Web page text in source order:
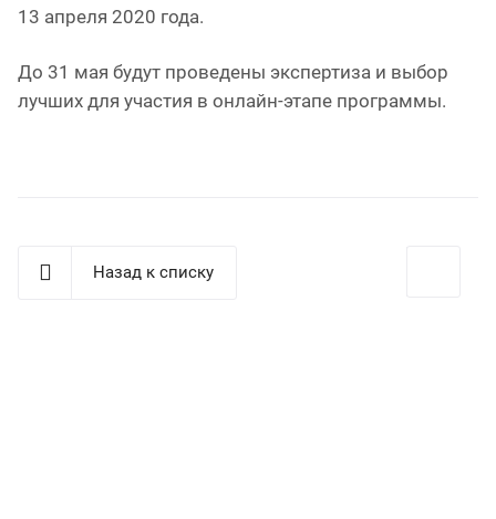
13 апреля 2020 года.
До 31 мая будут проведены экспертиза и выбор
лучших для участия в онлайн-этапе программы.
Назад к списку